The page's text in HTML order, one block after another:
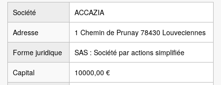
Société ACCAZIA
Adresse 1 Chemin de Prunay 78430 Louveciennes
Forme juridique SAS : Société par actions simplifiée
Capital 10000,00 €